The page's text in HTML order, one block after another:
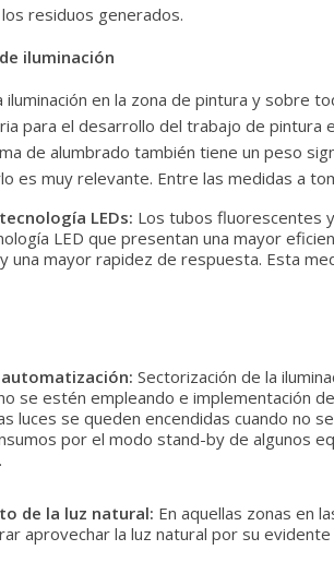
residuos generados.
iluminación
iluminación en la zona de pintura y sobre
para el desarrollo del trabajo de pintura
de alumbrado también tiene un peso
es muy relevante. Entre las medidas a
LEDs: Los tubos fluorescentes
LED que presentan una mayor
una mayor rapidez de respuesta. Esta
Sectorización de la
se estén empleando e implementación
luces se queden encendidas cuando no
por el modo stand-by de algunos
de la luz natural: En aquellas zonas en
aprovechar la luz natural por su